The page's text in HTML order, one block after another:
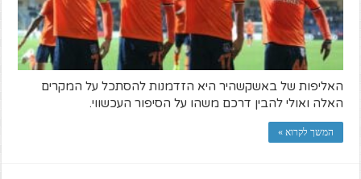
האליפות של באשקשהיר היא הזדמנות להסתכל על המקרים
האלה ואולי להבין דרכם משהו על הסיפור העכשווי.
המשך לקרוא »